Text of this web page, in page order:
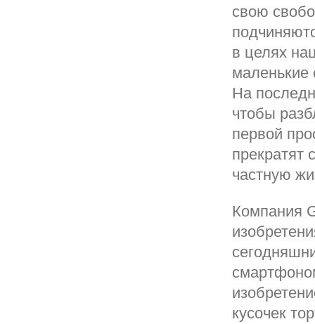
свою
в целях
маленькие
На
чтобы
первой
прекратят
частную
Компания
кусочек